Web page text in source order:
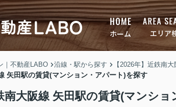
ホーム エリア
｜不動産LABO 沿線・駅から探す 【2026年】近鉄南
矢田駅の賃貸(マンション・アパート)を探す
南大阪線 矢田駅の賃貸(マンシ